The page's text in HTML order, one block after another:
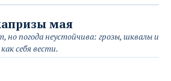
мая
но погода неустойчива: грозы, шквалы и
себя вести.